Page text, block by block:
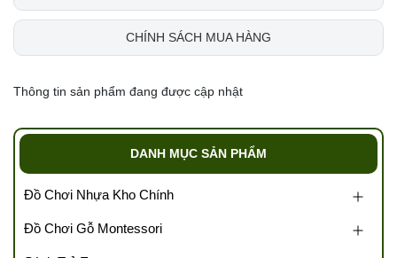
CHÍNH SÁCH MUA HÀNG
Thông tin sản phẩm đang được cập nhật
DANH MỤC SẢN PHẨM
Đồ Chơi Nhựa Kho Chính
Đồ Chơi Gỗ Montessori